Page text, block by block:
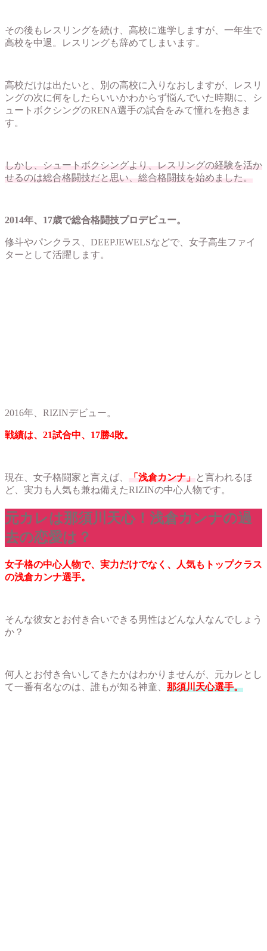
その後もレスリングを続け、高校に進学しますが、一年生で
高校を中退。レスリングも辞めてしまいます。
高校だけは出たいと、別の高校に入りなおしますが、レスリ
ングの次に何をしたらいいかわからず悩んでいた時期に、シ
ュートボクシングのRENA選手の試合をみて憧れを抱きま
す。
しかし、シュートボクシングより、レスリングの経験を活か
せるのは総合格闘技だと思い、総合格闘技を始めました。
2014年、17歳で総合格闘技プロデビュー。
修斗やパンクラス、DEEPJEWELSなどで、女子高生ファイ
ターとして活躍します。
2016年、RIZINデビュー。
戦績は、21試合中、17勝4敗。
現在、女子格闘家と言えば、 「浅倉カンナ」
と言われるほ
ど、実力も人気も兼ね備えたRIZINの中心人物です。
元カレは那須川天心！浅倉カンナの過
去の恋愛は？
女子格の中心人物で、実力だけでなく、人気もトップクラス
の浅倉カンナ選手。
そんな彼女とお付き合いできる男性はどんな人なんでしょう
か？
何人とお付き合いしてきたかはわかりませんが、元カレとし
て一番有名なのは、誰もが知る神童、 那須川天心選手。